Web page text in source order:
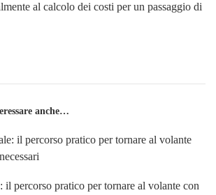
al calcolo dei costi per un passaggio di
anche…
il percorso pratico per tornare al volante con